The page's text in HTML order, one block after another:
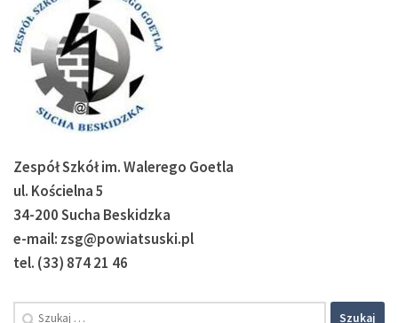
Zespół Szkół im. Walerego Goetla
ul. Kościelna 5
34-200 Sucha Beskidzka
e-mail: zsg@powiatsuski.pl
tel. (33) 874 21 46
Szukaj: